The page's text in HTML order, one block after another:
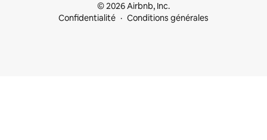
© 2026 Airbnb, Inc.
Confidentialité
Conditions générales